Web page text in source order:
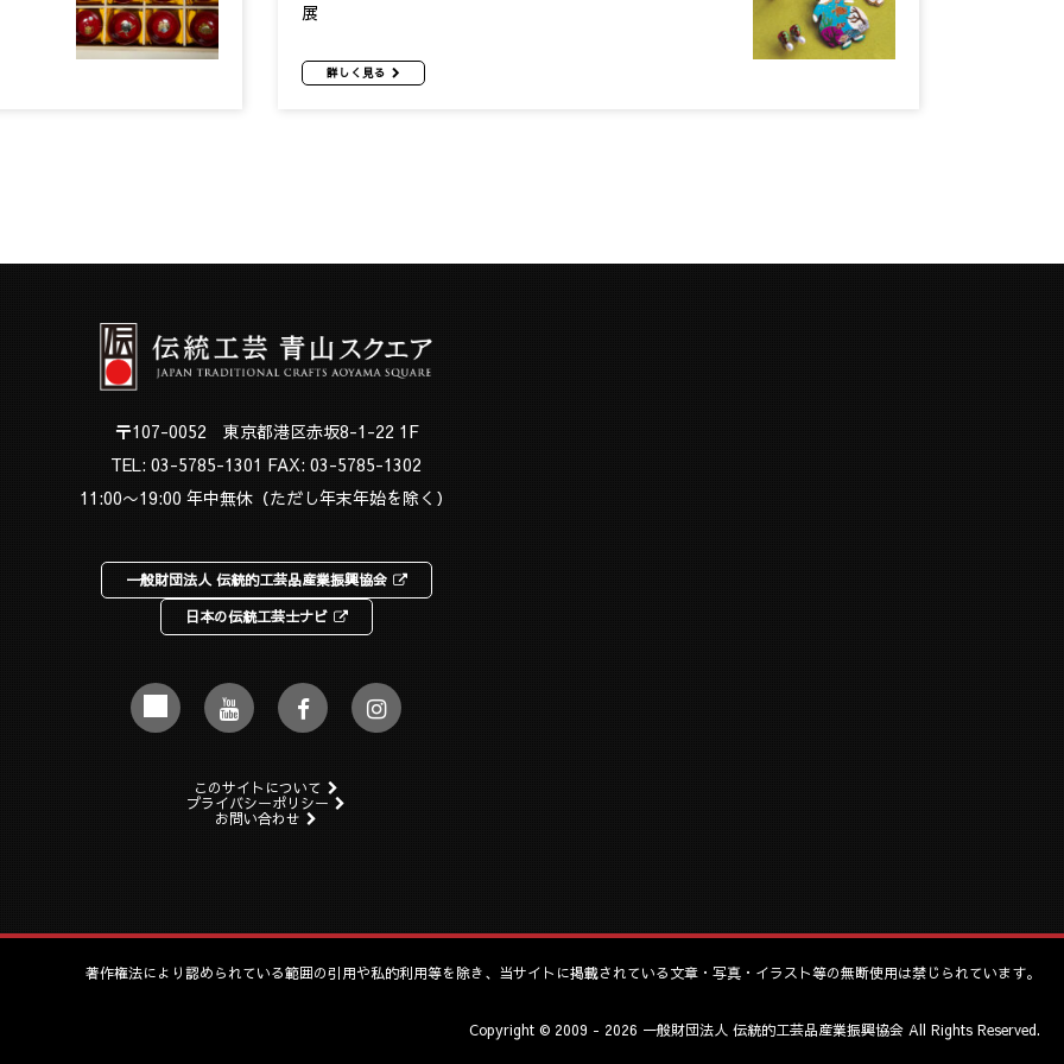
展
詳しく見る
〒107-0052 東京都港区赤坂8-1-22 1F
TEL: 03-5785-1301 FAX: 03-5785-1302
11:00〜19:00 年中無休（ただし年末年始を除く）
一般財団法人 伝統的工芸品産業振興協会
日本の伝統工芸士ナビ
このサイトについて
プライバシーポリシー
お問い合わせ
著作権法により認められている範囲の引用や私的利用等を除き、当サイトに掲載されている文章・写真・イラスト等の無断使用は禁じられています。
Copyright © 2009 - 2026 一般財団法人 伝統的工芸品産業振興協会 All Rights Reserved.